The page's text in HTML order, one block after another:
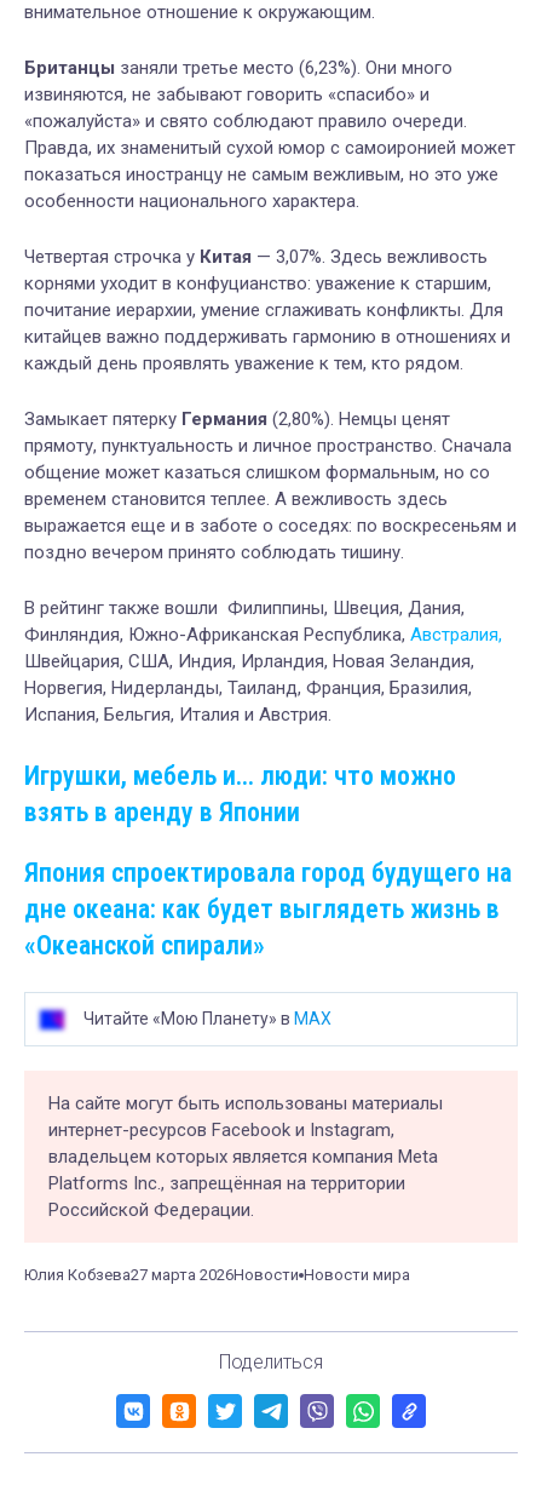
внимательное отношение к окружающим.
Британцы заняли третье место (6,23%). Они много
извиняются, не забывают говорить «спасибо» и
«пожалуйста» и свято соблюдают правило очереди.
Правда, их знаменитый сухой юмор с самоиронией может
показаться иностранцу не самым вежливым, но это уже
особенности национального характера.
Четвертая строчка у Китая — 3,07%. Здесь вежливость
корнями уходит в конфуцианство: уважение к старшим,
почитание иерархии, умение сглаживать конфликты. Для
китайцев важно поддерживать гармонию в отношениях и
каждый день проявлять уважение к тем, кто рядом.
Замыкает пятерку Германия (2,80%). Немцы ценят
прямоту, пунктуальность и личное пространство. Сначала
общение может казаться слишком формальным, но со
временем становится теплее. А вежливость здесь
выражается еще и в заботе о соседях: по воскресеньям и
поздно вечером принято соблюдать тишину.
В рейтинг также вошли Филиппины, Швеция, Дания,
Финляндия, Южно-Африканская Республика, Австралия,
Швейцария, США, Индия, Ирландия, Новая Зеландия,
Норвегия, Нидерланды, Таиланд, Франция, Бразилия,
Испания, Бельгия, Италия и Австрия.
Игрушки, мебель и... люди: что можно
взять в аренду в Японии
Япония спроектировала город будущего на
дне океана: как будет выглядеть жизнь в
«Океанской спирали»
Читайте «Мою Планету» в MAX
На сайте могут быть использованы материалы
интернет-ресурсов Facebook и Instagram,
владельцем которых является компания Meta
Platforms Inc., запрещённая на территории
Российской Федерации.
Юлия Кобзева27 марта 2026Новости Новости мира
Поделиться